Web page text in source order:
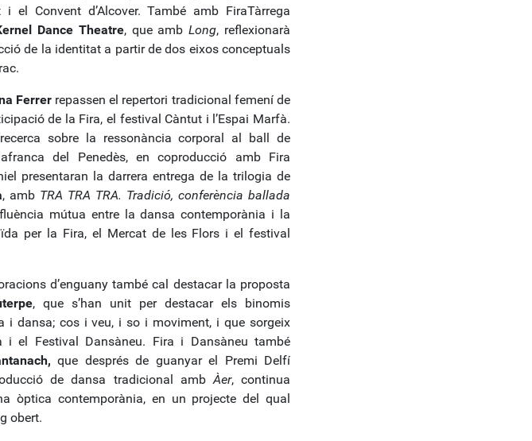
i el Convent d’Alcover. També amb FiraTàrrega
Dance Theatre, que amb Long, reflexionarà
de la identitat a partir de dos eixos conceptuals
Ferrerrepassen el repertori tradicional femení de
de la Fira, el festival Càntut i l’Espai Marfà.
sobre la ressonància corporal al ball de
del Penedès, en coproducció amb Fira
presentaran la darrera entrega de la trilogia de
, amb TRA TRA TRA. Tradició, conferència ballada
mútua entre la dansa contemporània i la
per la Fira, el Mercat de les Flors i el festival
d’enguany també cal destacar la proposta
, que s’han unit per destacar els binomis
i dansa; cos i veu, i so i moviment, i que sorgeix
el Festival Dansàneu. Fira i Dansàneu també
que després de guanyar el Premi Delfí
de dansa tradicional ambÀer, continua
òptica contemporània, en un projecte del qual
obert.